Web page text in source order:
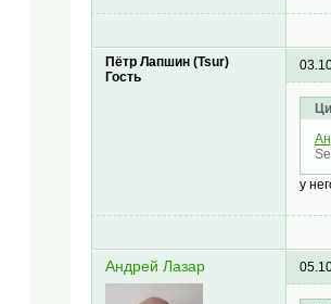
Пётр Лапшин (Tsur)
Гость
у
Андрей Лазар